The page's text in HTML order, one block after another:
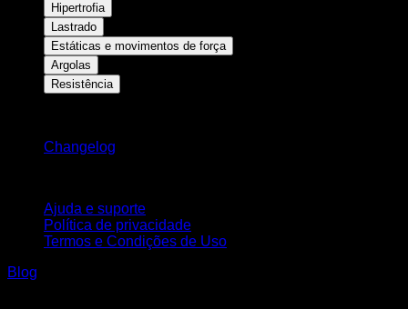
Hipertrofia
Lastrado
Estáticas e movimentos de força
Argolas
Resistência
Changelog
Ajuda e suporte
Política de privacidade
Termos e Condições de Uso
Blog